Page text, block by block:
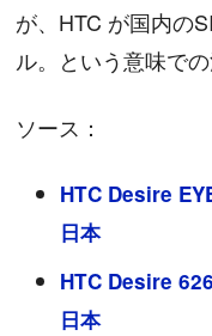
が、HTC が国内の
ル。という意味で
ソース：
HTC Desire
日本
HTC Desire
日本